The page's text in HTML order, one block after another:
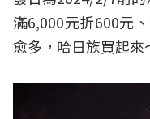
滿6,000元折600元
愈多，哈日族買起來